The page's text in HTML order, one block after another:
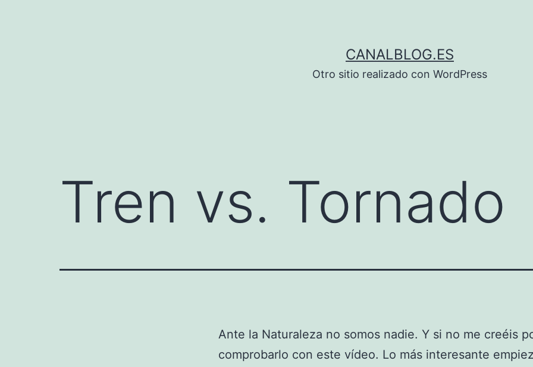
CANALBLOG.ES
Otro sitio realizado con WordPress
Tren vs. Tornado
Ante la Naturaleza no somos nadie. Y si no me creéis
comprobarlo con este vídeo. Lo más interesante